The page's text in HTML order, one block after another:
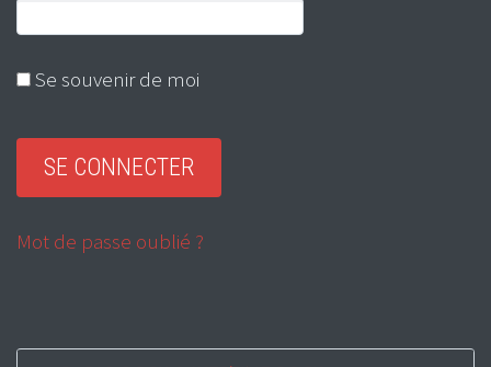
Se souvenir de moi
Mot de passe oublié ?